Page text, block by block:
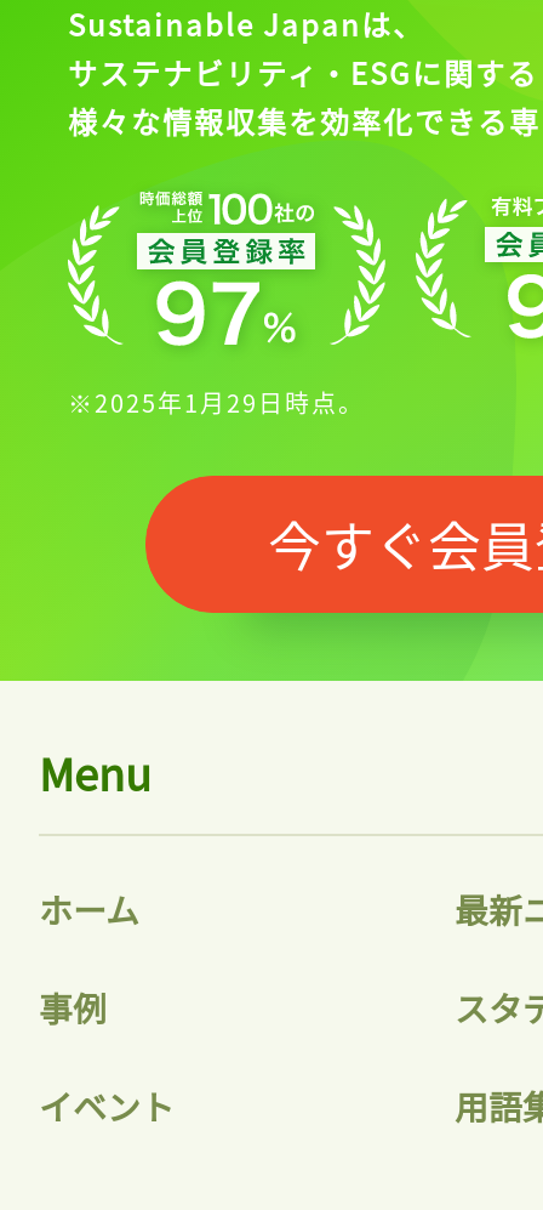
記事をお気に入りに
ログインが必
ログイン
会員登録
Sustainable Japanは、
サステナビリティ・ESGに関する
様々な情報収集を効率化できる
※2025年1月29日時点。
今すぐ会
Menu
ホーム 最新
事例 スタ
イベント 用語